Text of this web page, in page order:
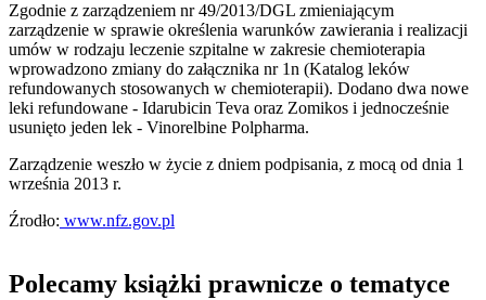
Zgodnie z zarządzeniem nr 49/2013/DGL zmieniającym
zarządzenie w sprawie określenia warunków zawierania i realizacji
umów w rodzaju leczenie szpitalne w zakresie chemioterapia
wprowadzono zmiany do załącznika nr 1n (Katalog leków
refundowanych stosowanych w chemioterapii). Dodano dwa nowe
leki refundowane - Idarubicin Teva oraz Zomikos i jednocześnie
usunięto jeden lek - Vinorelbine Polpharma.
Zarządzenie weszło w życie z dniem podpisania, z mocą od dnia 1
września 2013 r.
Źrodło: www.nfz.gov.pl
Polecamy książki prawnicze o tematyce